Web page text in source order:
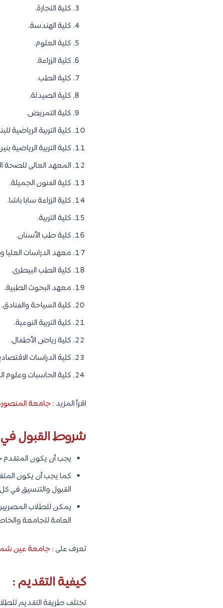
كلية التجارة.
كلية الهندسة.
كلية العلوم.
كلية الزراعة.
كلية الطب.
كلية الصيدلة.
كلية التمريض.
كلية التربية الرياضية
كلية التربية الرياضية
المعهد العالى للصحة
كلية الفنون الجميلة.
كلية الزراعة سابا باشا.
كلية التربية.
كلية طب الأسنان.
معهد الدراسات العليا
كلية الطب البيطرى.
معهد البحوث الطبية.
كلية السياحة والفنادق.
كلية التربية النوعية.
كلية رياض الأطفال.
كلية الدراسات
كلية الحاسبات وعلوم
اقرأ المزيد :جامعة
شروط القبول
يجب أن يكون المتقدم
كما يجب أن يكون
القبول والتنسيق في
يمكن للطلاب
العامة للجامعة
تعرف على :جامعة عين شمس
كيفية التقديم :
تختلف طريقة التقديم